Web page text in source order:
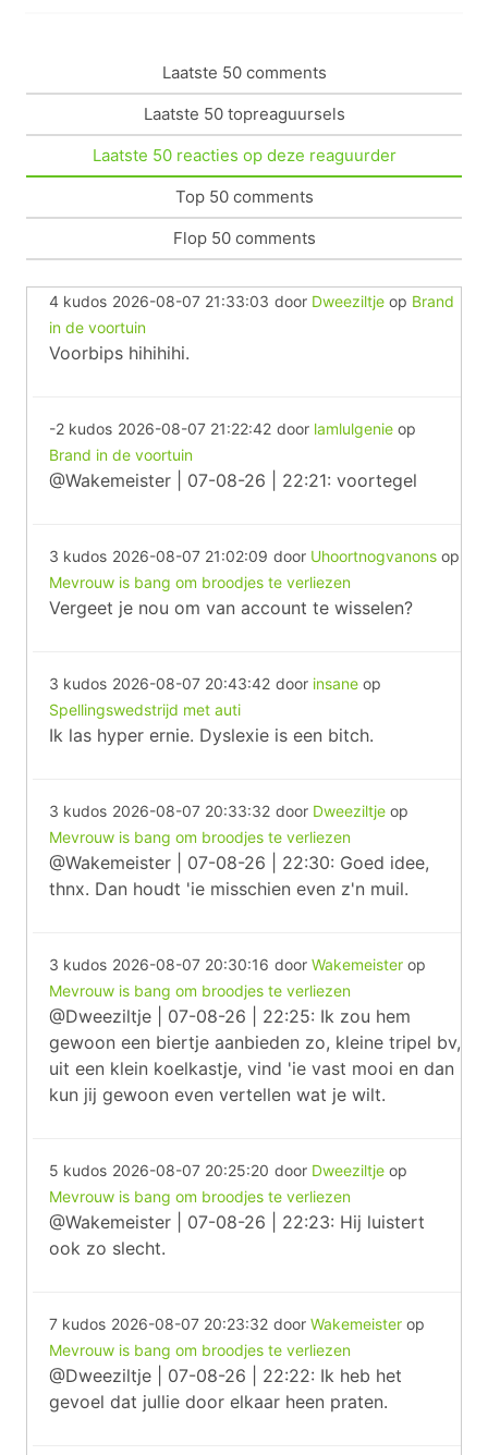
Laatste 50 comments
Laatste 50 topreaguursels
Laatste 50 reacties op deze reaguurder
Top 50 comments
Flop 50 comments
4 kudos 2026-08-07 21:33:03 door Dweeziltje op Brand
in de voortuin
Voorbips hihihihi.
-2 kudos 2026-08-07 21:22:42 door lamlulgenie op
Brand in de voortuin
@Wakemeister | 07-08-26 | 22:21: voortegel
3 kudos 2026-08-07 21:02:09 door Uhoortnogvanons op
Mevrouw is bang om broodjes te verliezen
Vergeet je nou om van account te wisselen?
3 kudos 2026-08-07 20:43:42 door insane op
Spellingswedstrijd met auti
Ik las hyper ernie. Dyslexie is een bitch.
3 kudos 2026-08-07 20:33:32 door Dweeziltje op
Mevrouw is bang om broodjes te verliezen
@Wakemeister | 07-08-26 | 22:30: Goed idee,
thnx. Dan houdt 'ie misschien even z'n muil.
3 kudos 2026-08-07 20:30:16 door Wakemeister op
Mevrouw is bang om broodjes te verliezen
@Dweeziltje | 07-08-26 | 22:25: Ik zou hem
gewoon een biertje aanbieden zo, kleine tripel bv,
uit een klein koelkastje, vind 'ie vast mooi en dan
kun jij gewoon even vertellen wat je wilt.
5 kudos 2026-08-07 20:25:20 door Dweeziltje op
Mevrouw is bang om broodjes te verliezen
@Wakemeister | 07-08-26 | 22:23: Hij luistert
ook zo slecht.
7 kudos 2026-08-07 20:23:32 door Wakemeister op
Mevrouw is bang om broodjes te verliezen
@Dweeziltje | 07-08-26 | 22:22: Ik heb het
gevoel dat jullie door elkaar heen praten.